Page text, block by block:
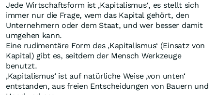
Jede Wirtschaftsform ist ‚Kapitalismus‘, es stellt sich
immer nur die Frage, wem das Kapital gehört, den
Unternehmern oder dem Staat, und wer besser damit
umgehen kann.
Eine rudimentäre Form des ‚Kapitalismus‘ (Einsatz von
Kapital) gibt es, seitdem der Mensch Werkzeuge
benutzt.
‚Kapitalismus‘ ist auf natürliche Weise ‚von unten‘
entstanden, aus freien Entscheidungen von Bauern und